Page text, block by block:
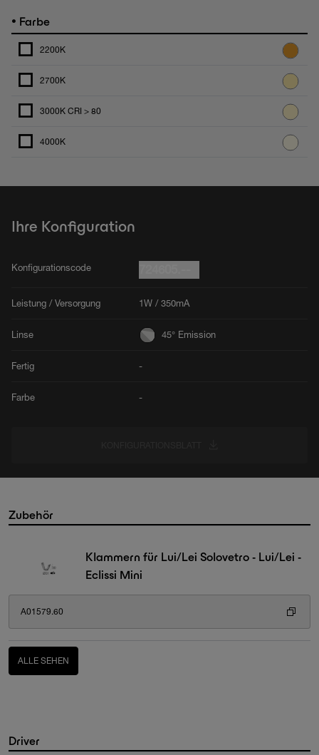
• Farbe
2200K
2700K
3000K CRI > 80
4000K
Ihre Konfiguration
Konfigurationscode
Leistung / Versorgung 1W / 350mA
Linse 45° Emission
Fertig -
Farbe -
Zubehör
Klammern für Lui/Lei Solovetro - Lui/Lei -
Eclissi Mini
A01579.60
ALLE SEHEN
Driver